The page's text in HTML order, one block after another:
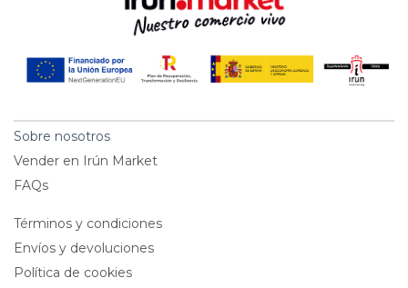
Sobre nosotros
Vender en Irún Market
FAQs
Términos y condiciones
Envíos y devoluciones
Política de cookies